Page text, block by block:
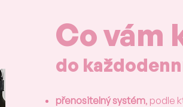
Co vám
do
přenositelný systém, podle